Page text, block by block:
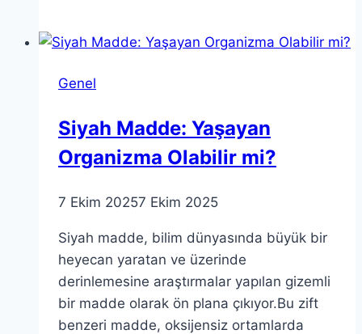
ve
Genel
Siyah Madde: Yaşayan
Organizma Olabilir mi?
7 Ekim 20257 Ekim 2025
Siyah madde, bilim dünyasında büyük bir
heyecan yaratan ve üzerinde
derinlemesine araştırmalar yapılan gizemli
bir madde olarak ön plana çıkıyor.Bu zift
benzeri madde, oksijensiz ortamlarda